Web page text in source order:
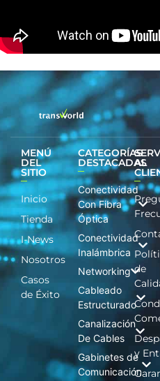
MENÚ
DEL
SITIO
Inicio
Tienda
I-News
Nosotros
Casos
de Éxito
CATEGORÍAS
DESTACADAS
Conectividad
Con Fibra
Óptica
Conectividad
Inalámbrica
Networking
Cableado
Estructurado
Canalización
De Cables
Gabinetes de
Comunicación
AL
de
y